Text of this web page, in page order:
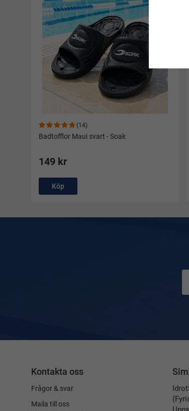
(14)
Badtofflor Maui svart - Soak
149 kr
Köp
Kontakta oss
Frågor & svar
Maila till oss